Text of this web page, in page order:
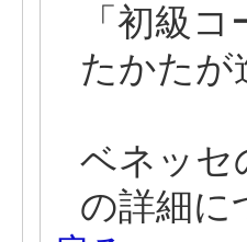
「初級
たかたが
ベネッセ
の詳細に